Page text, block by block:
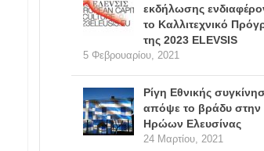
εκδήλωσης
το Καλλιτεχνικό
της 2023 ELEVSIS
5 Φεβρουαρίου, 2021
Ρίγη Εθνικής
απόψε το βράδυ στην
Ηρώων Ελευσίνας
24 Μαρτίου, 2021